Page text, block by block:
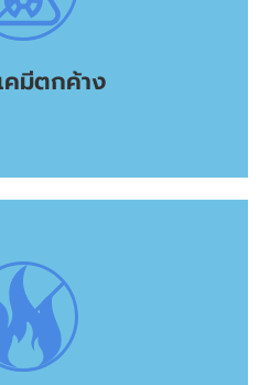
คมีตกค้าง
คมีตกค้าง
คโตรไลซ์จะสลายตัวเป็นน้ำกับ
เคืองผิวหนัง และไม่ทำลายพื้น
ด้กับ หนังเทียม ไม้ พลาสติก ได้
างสบายใจ